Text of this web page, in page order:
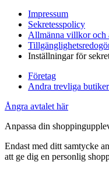
Impressum
Sekretesspolicy
Allmänna villkor och
Inställningar för
Företag
Andra trevliga butiker
Ångra avtalet här
Anpassa din
Endast med ditt samtycke
att ge dig en personlig